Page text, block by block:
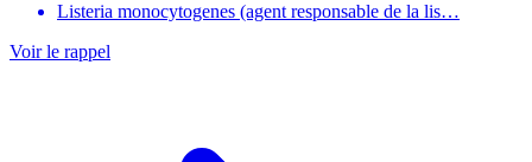
Listeria monocytogenes (agent responsable de la lis…
Voir le rappel